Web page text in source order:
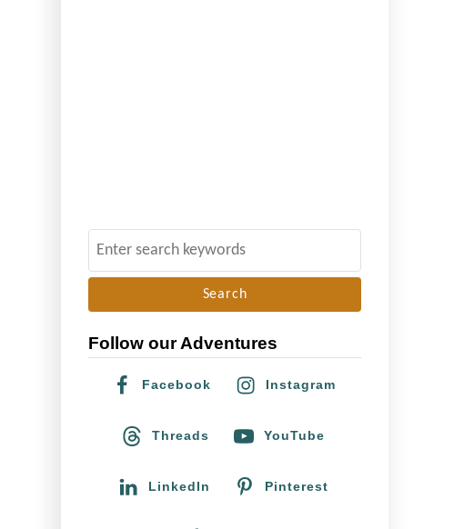
e
c
Follow our Adventures
Facebook Instagram
Threads YouTube
LinkedIn Pinterest